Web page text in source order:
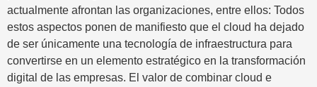
actualmente afrontan las organizaciones, entre ellos: Todos
estos aspectos ponen de manifiesto que el cloud ha dejado
de ser únicamente una tecnología de infraestructura para
convertirse en un elemento estratégico en la transformación
digital de las empresas. El valor de combinar cloud e